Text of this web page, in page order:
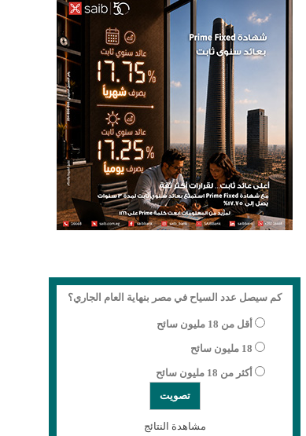
كم سيصل عدد السياح في مصر بنهاية العام الجاري؟
أقل من 18 مليون سائح
18 مليون سائح
أكثر من 18 مليون سائح
مشاهدة النتائج